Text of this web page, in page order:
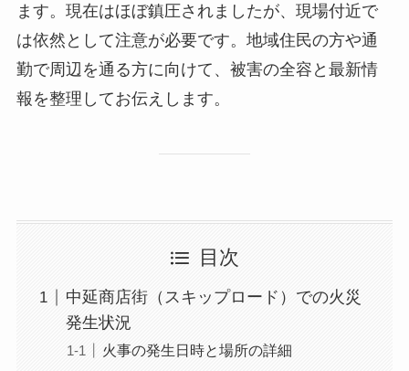
ます。現在はほぼ鎮圧されましたが、現場付近で
は依然として注意が必要です。地域住民の方や通
勤で周辺を通る方に向けて、被害の全容と最新情
報を整理してお伝えします。
目次
中延商店街（スキップロード）での火災
発生状況
火事の発生日時と場所の詳細